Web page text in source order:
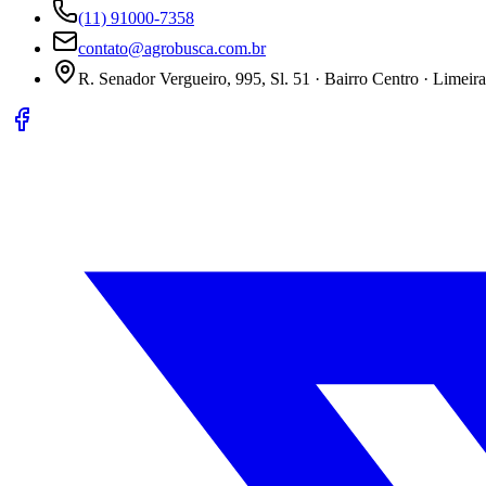
(11) 91000-7358
contato@agrobusca.com.br
R. Senador Vergueiro, 995, Sl. 51 · Bairro Centro ·